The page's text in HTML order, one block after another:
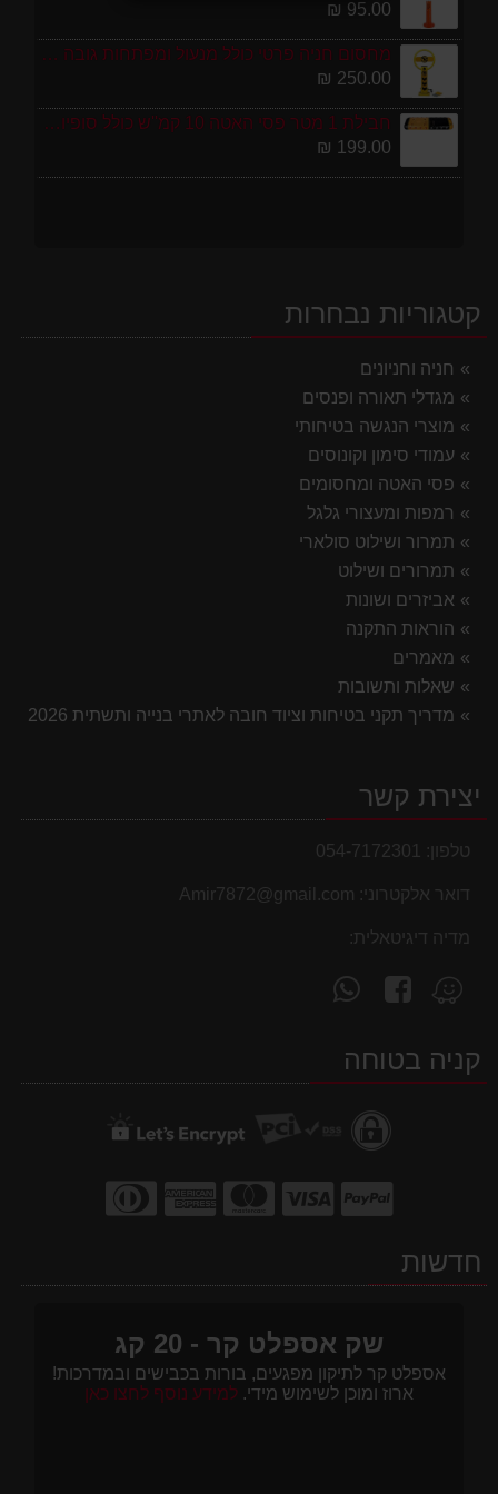
95.00 ₪
מחסום חניה פרטי כולל מנעול ומפתחות גובה 70 ס"מ
250.00 ₪
חבילת 1 מטר פסי האטה 10 קמ''ש כולל סופיות מפלסטיק
199.00 ₪
קטגוריות נבחרות
חניה וחניונים
מגדלי תאורה ופנסים
מוצרי הנגשה בטיחותי
עמודי סימון וקונוסים
פסי האטה ומחסומים
רמפות ומעצורי גלגל
תמרור ושילוט סולארי
תמרורים ושילוט
אביזרים ושונות
הוראות התקנה
מאמרים
שאלות ותשובות
מדריך תקני בטיחות וציוד חובה לאתרי בנייה ותשתית 2026
יצירת קשר
טלפון: 054-7172301
דואר אלקטרוני: Amir7872@gmail.com
מדיה דיגיטאלית:
מצא
אותנו
Waze
עקוב
אחרינו
facebookקניה בטוחה
חדשות
שק אספלט קר - 20 קג
אספלט קר לתיקון מפגעים, בורות בכבישים ובמדרכות!
ארוז ומוכן לשימוש מידי. למידע נוסף לחצו כאן